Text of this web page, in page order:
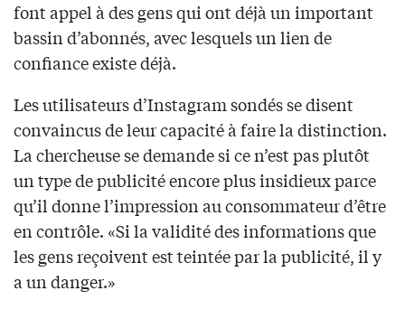
font appel à des gens qui ont déjà un important
bassin d’abonnés, avec lesquels un lien de
confiance existe déjà.
Les utilisateurs d’Instagram sondés se disent
convaincus de leur capacité à faire la distinction.
La chercheuse se demande si ce n’est pas plutôt
un type de publicité encore plus insidieux parce
qu’il donne l’impression au consommateur d’être
en contrôle. «Si la validité des informations que
les gens reçoivent est teintée par la publicité, il y
a un danger.»